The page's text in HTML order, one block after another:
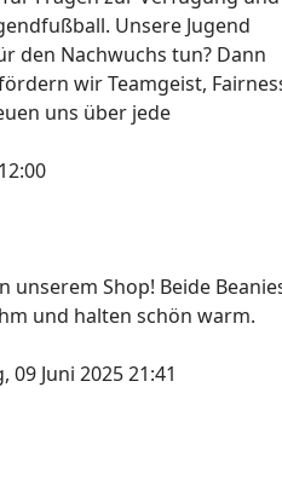
Unsere Jugend
den Nachwuchs tun? Dann
wir Teamgeist,
uns über jede
unserem Shop! Beide
und halten schön warm.
09 Juni 2025 21:41